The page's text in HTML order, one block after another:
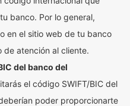
banco. Por lo general,
en el sitio web de tu banco
atención al cliente.
del banco del
el código SWIFT/BIC del
poder proporcionarte